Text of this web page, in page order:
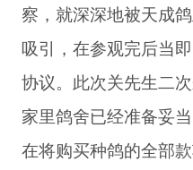
察，就深深地被天成
吸引，在参观完后当
协议。此次关先生二
家里鸽舍已经准备妥
在将购买种鸽的全部